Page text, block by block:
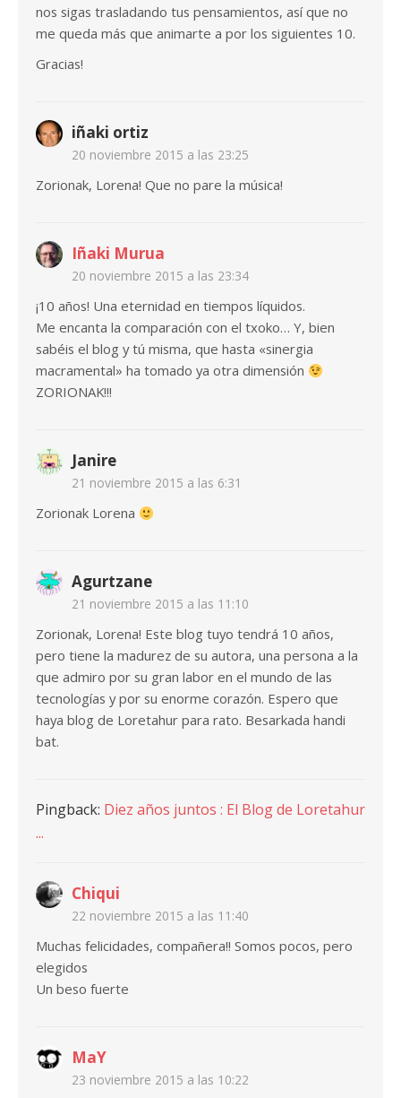
nos sigas trasladando tus pensamientos, así que no
me queda más que animarte a por los siguientes 10.
Gracias!
iñaki ortiz
20 noviembre 2015 a las 23:25
Zorionak, Lorena! Que no pare la música!
Iñaki Murua
20 noviembre 2015 a las 23:34
¡10 años! Una eternidad en tiempos líquidos.
Me encanta la comparación con el txoko… Y, bien
sabéis el blog y tú misma, que hasta «sinergia
macramental» ha tomado ya otra dimensión
ZORIONAK!!!
Janire
21 noviembre 2015 a las 6:31
Zorionak Lorena
Agurtzane
21 noviembre 2015 a las 11:10
Zorionak, Lorena! Este blog tuyo tendrá 10 años,
pero tiene la madurez de su autora, una persona a la
que admiro por su gran labor en el mundo de las
tecnologías y por su enorme corazón. Espero que
haya blog de Loretahur para rato. Besarkada handi
bat.
Pingback: Diez años juntos : El Blog de Loretahur
...
Chiqui
22 noviembre 2015 a las 11:40
Muchas felicidades, compañera!! Somos pocos, pero
elegidos
Un beso fuerte
MaY
23 noviembre 2015 a las 10:22